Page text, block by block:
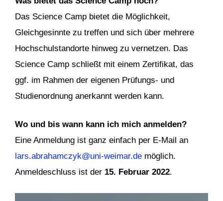
Das Science Camp bietet die Möglichkeit,
Gleichgesinnte zu treffen und sich über mehrere
Hochschulstandorte hinweg zu vernetzen. Das
Science Camp schließt mit einem Zertifikat, das
ggf. im Rahmen der eigenen Prüfungs- und
Studienordnung anerkannt werden kann.
Wo und bis wann kann ich mich anmelden?
Eine Anmeldung ist ganz einfach per E-Mail an
lars.abrahamczyk@uni-weimar.de möglich.
Anmeldeschluss ist der 15. Februar 2022.